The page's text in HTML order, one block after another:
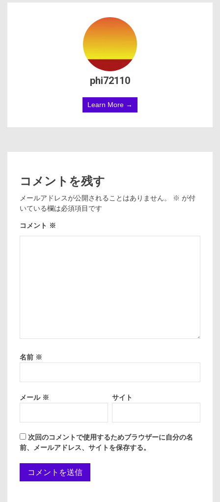
phi72110
Learn More →
コメントを残す
メールアドレスが公開されることはありません。 ※ が付
いている欄は必須項目です
コメント ※
名前 ※
メール ※ サイト
次回のコメントで使用するためブラウザーに自分の名
前、メールアドレス、サイトを保存する。